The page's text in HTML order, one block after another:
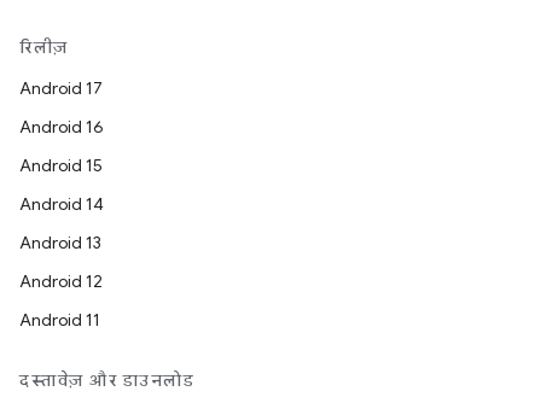
रिलीज़
Android 17
Android 16
Android 15
Android 14
Android 13
Android 12
Android 11
दस्तावेज़ और डाउनलोड